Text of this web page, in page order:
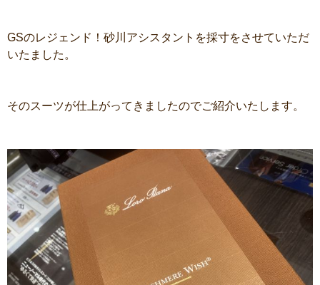
GSのレジェンド！砂川アシスタントを採寸をさせていただ
いたました。
そのスーツが仕上がってきましたのでご紹介いたします。